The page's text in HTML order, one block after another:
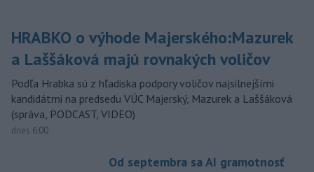
HRABKO o výhode Majerského:Mazurek
a Laššáková majú rovnakých voličov
Podľa Hrabka sú z hľadiska podpory voličov najsilnejšími
kandidátmi na predsedu VÚC Majerský, Mazurek a Laššáková
(správa, PODCAST, VIDEO)
dnes 6:00
Od septembra sa AI gramotnosť